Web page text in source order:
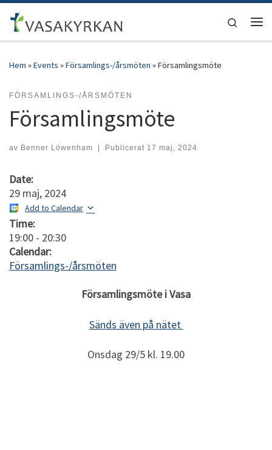
Hoppa till innehåll
Search
Hem »Events »Församlings-/årsmöten »Församlingsmöte
FÖRSAMLINGS-/ÅRSMÖTEN
Församlingsmöte
av Benner Löwenham | Publicerat 17 maj, 2024
Date:
29 maj, 2024
Add to Calendar
Time:
19:00 - 20:30
Calendar:
Församlings-/årsmöten
Församlingsmöte i Vasa
Sänds även på nätet
Onsdag 29/5 kl. 19.00